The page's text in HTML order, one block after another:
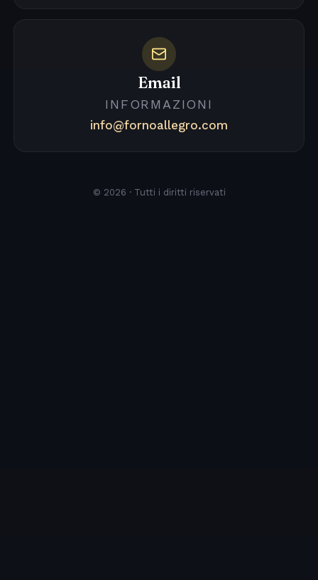
Email
INFORMAZIONI
info@fornoallegro.com
© 2026 · Tutti i diritti riservati